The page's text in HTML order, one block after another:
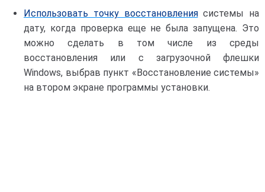
Использовать точку восстановлениясистемы на
дату, когда проверка еще не была запущена. Это
можно сделать в том числе из среды
восстановления или с загрузочной флешки
Windows, выбрав пункт «Восстановление системы»
на втором экране программы установки.